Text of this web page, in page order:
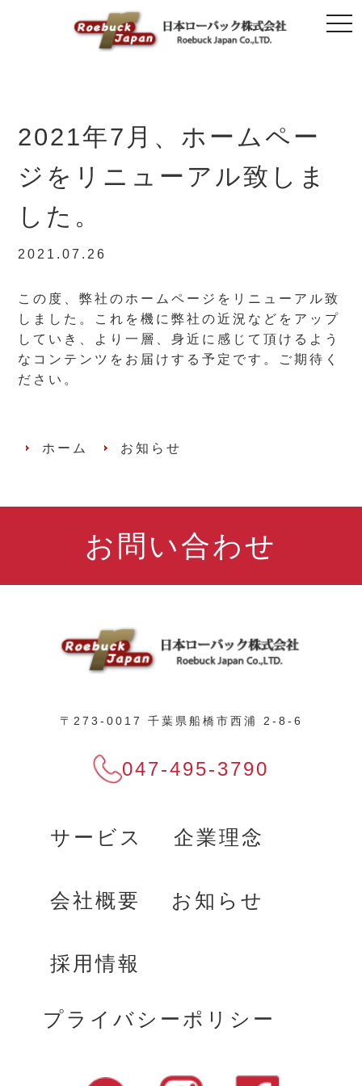
2021年7月、ホームペー
ジをリニューアル致しま
した。
2021.07.26
この度、弊社のホームページをリニューアル致
しました。これを機に弊社の近況などをアップ
していき、より一層、身近に感じて頂けるよう
なコンテンツをお届けする予定です。ご期待く
ださい。
ホーム お知らせ
お問い合わせ
〒273-0017 千葉県船橋市西浦 2-8-6
047-495-3790
サービス 企業理念
会社概要 お知らせ
採用情報
プライバシーポリシー